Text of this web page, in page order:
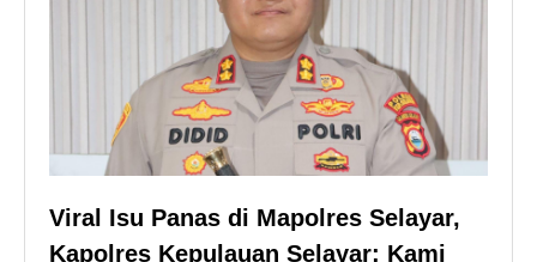
Viral Isu Panas di Mapolres Selayar,
Kapolres Kepulauan Selayar: Kami